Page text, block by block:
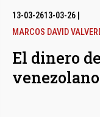
13-03-2613-03-26
MARCOS DAVID
El dinero